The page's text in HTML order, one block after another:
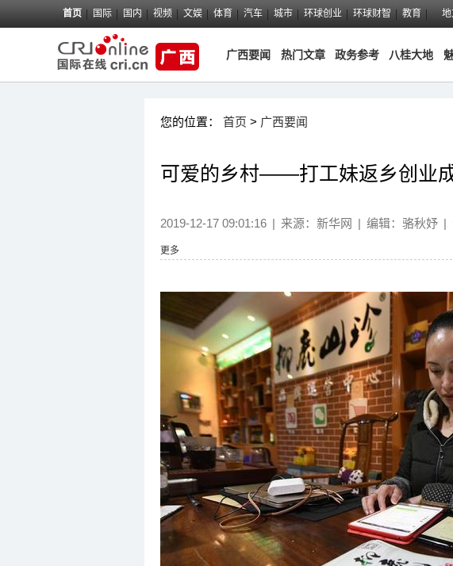
首页 国际 国内 视频 文娱 体育 汽车 城市 环球创业 环球财智 教育
广西要闻 热门文章 政务参考 八桂大地
您的位置： 首页 > 广西要闻
可爱的乡村——打工妹返乡创业
2019-12-17 09:01:16 | 来源： 新华网 | 编辑：骆秋妤 |
更多
下一页